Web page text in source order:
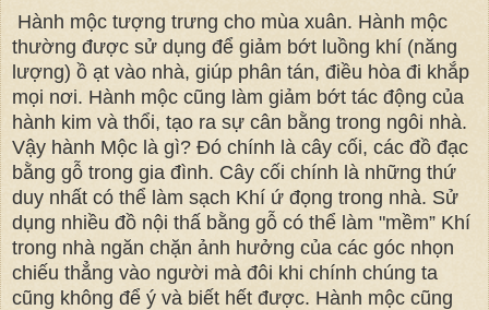
Hành mộc tượng trưng cho mùa xuân. Hành mộc
thường được sử dụng để giảm bớt luồng khí (năng
lượng) ồ ạt vào nhà, giúp phân tán, điều hòa đi khắp
mọi nơi. Hành mộc cũng làm giảm bớt tác động của
hành kim và thổi, tạo ra sự cân bằng trong ngôi nhà.
Vậy hành Mộc là gì? Đó chính là cây cối, các đồ đạc
bằng gỗ trong gia đình. Cây cối chính là những thứ
duy nhất có thể làm sạch Khí ứ đọng trong nhà. Sử
dụng nhiều đồ nội thấ bằng gỗ có thể làm "mềm” Khí
trong nhà ngăn chặn ảnh hưởng của các góc nhọn
chiếu thẳng vào người mà đôi khi chính chúng ta
cũng không để ý và biết hết được. Hành mộc cũng